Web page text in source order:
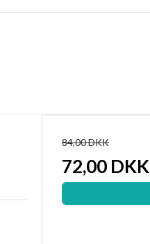
84,00 DKK
72,00 DKK